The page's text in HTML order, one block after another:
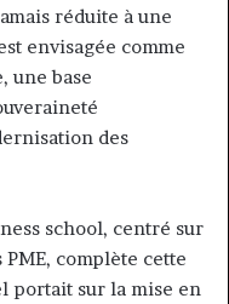
réduite à une
envisagée comme
une base
des
school, centré sur
complète cette
portait sur la mise en